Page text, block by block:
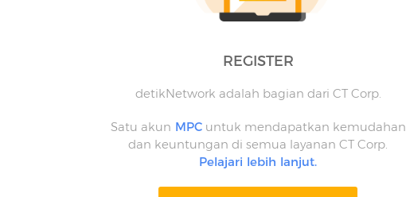
REGISTER
detikNetwork adalah bagian dari CT Corp.
Satu akun MPCuntuk mendapatkan kemudahan
dan keuntungan di semua layanan CT Corp.
Pelajari lebih lanjut.